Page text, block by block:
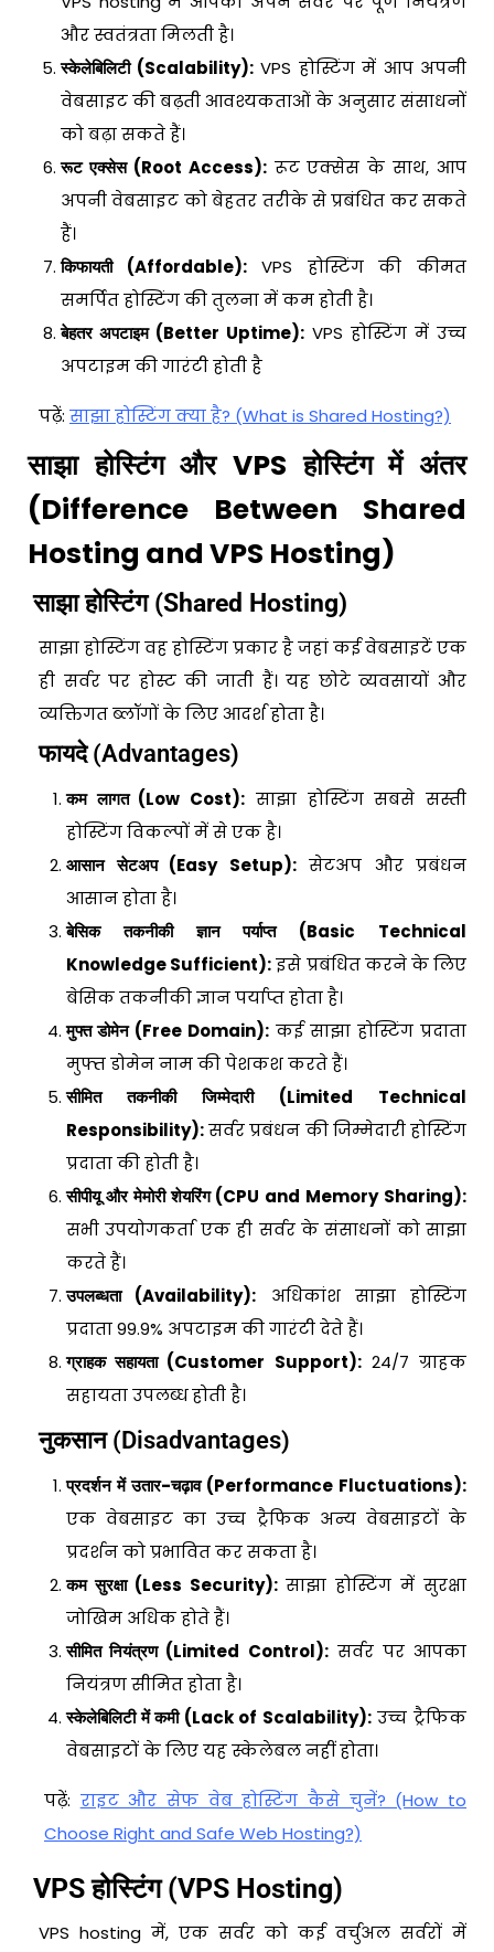
और स्वतंत्रता मिलती है।
स्केलेबिलिटी (Scalability):VPS होस्टिंग में आप अपनी
वेबसाइट की बढ़ती आवश्यकताओं के अनुसार संसाधनों
को बढ़ा सकते हैं।
रूट एक्सेस (Root Access):रूट एक्सेस के साथ, आप
अपनी वेबसाइट को बेहतर तरीके से प्रबंधित कर सकते
हैं।
किफायती (Affordable):VPS होस्टिंग की कीमत
समर्पित होस्टिंग की तुलना में कम होती है।
बेहतर अपटाइम (Better Uptime): VPS होस्टिंग में उच्च
अपटाइम की गारंटी होती है
पढ़ें: साझा होस्टिंग क्या है? (What is Shared Hosting?)
साझा होस्टिंग और VPS होस्टिंग में अंतर
(Difference Between Shared
Hosting and VPS Hosting)
साझा होस्टिंग (Shared Hosting)
साझा होस्टिंग वह होस्टिंग प्रकार है जहां कई वेबसाइटें एक
ही सर्वर पर होस्ट की जाती हैं। यह छोटे व्यवसायों और
व्यक्तिगत ब्लॉगों के लिए आदर्श होता है।
फायदे (Advantages)
कम लागत (Low Cost): साझा होस्टिंग सबसे सस्ती
होस्टिंग विकल्पों में से एक है।
आसान सेटअप (Easy Setup):सेटअप और प्रबंधन
आसान होता है।
बेसिक तकनीकी ज्ञान पर्याप्त (Basic Technical
Knowledge Sufficient):इसे प्रबंधित करने के लिए
बेसिक तकनीकी ज्ञान पर्याप्त होता है।
मुफ्त डोमेन (Free Domain): कई साझा होस्टिंग प्रदाता
मुफ्त डोमेन नाम की पेशकश करते हैं।
सीमित तकनीकी जिम्मेदारी (Limited Technical
Responsibility):सर्वर प्रबंधन की जिम्मेदारी होस्टिंग
प्रदाता की होती है।
सीपीयू और मेमोरी शेयरिंग (CPU and Memory Sharing):
सभी उपयोगकर्ता एक ही सर्वर के संसाधनों को साझा
करते हैं।
उपलब्धता (Availability): अधिकांश साझा होस्टिंग
प्रदाता 99.9% अपटाइम की गारंटी देते हैं।
ग्राहक सहायता (Customer Support):24/7 ग्राहक
सहायता उपलब्ध होती है।
नुकसान (Disadvantages)
प्रदर्शन में उतार-चढ़ाव (Performance Fluctuations):
एक वेबसाइट का उच्च ट्रैफिक अन्य वेबसाइटों के
प्रदर्शन को प्रभावित कर सकता है।
कम सुरक्षा (Less Security):साझा होस्टिंग में सुरक्षा
जोखिम अधिक होते हैं।
सीमित नियंत्रण (Limited Control):सर्वर पर आपका
नियंत्रण सीमित होता है।
स्केलेबिलिटी में कमी (Lack of Scalability):उच्च ट्रैफिक
वेबसाइटों के लिए यह स्केलेबल नहीं होता।
पढ़ें: राइट और सेफ वेब होस्टिंग कैसे चुनें? (How to
Choose Right and Safe Web Hosting?)
VPS होस्टिंग (VPS Hosting)
VPS hosting में, एक सर्वर को कई वर्चुअल सर्वरों में